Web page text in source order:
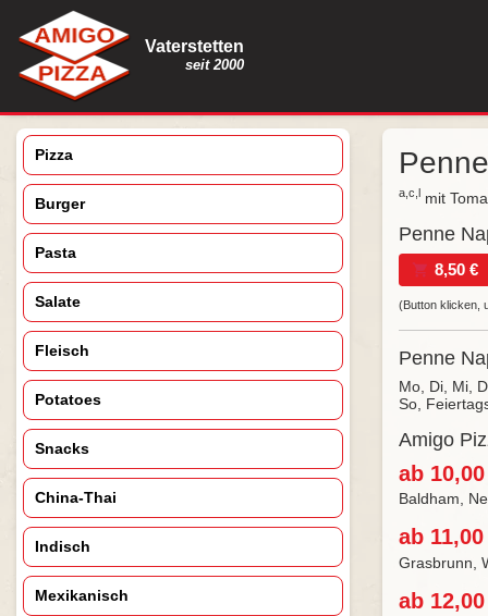
Vaterstetten
seit 2000
Pizza
Burger
Pasta
Salate
Fleisch
Potatoes
Snacks
China-Thai
Indisch
Mexikanisch
a,c,l mit
Penne
8,50 €
(Button klicken,
Penne
Mo, Di, Mi,
So,
Amigo
ab
Baldham,
ab
Grasbrunn,
ab